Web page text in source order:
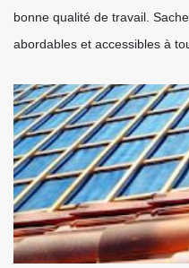
bonne qualité de travail.
abordables et accessibles à